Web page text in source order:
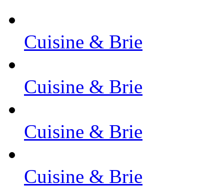
Cuisine & Brie
Cuisine & Brie
Cuisine & Brie
Cuisine & Brie